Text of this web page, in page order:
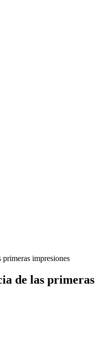
impresiones
de las primeras